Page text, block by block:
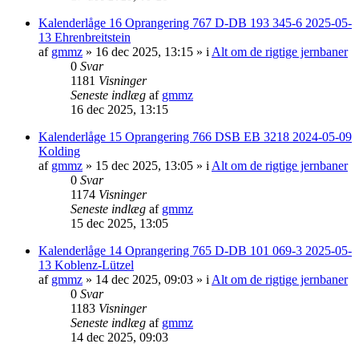
Kalenderlåge 16 Oprangering 767 D-DB 193 345-6 2025-05-
13 Ehrenbreitstein
af gmmz » 16 dec 2025, 13:15 » i Alt om de rigtige jernbaner
0 Svar
1181 Visninger
Seneste indlæg af gmmz
16 dec 2025, 13:15
Kalenderlåge 15 Oprangering 766 DSB EB 3218 2024-05-09
Kolding
af gmmz » 15 dec 2025, 13:05 » i Alt om de rigtige jernbaner
0 Svar
1174 Visninger
Seneste indlæg af gmmz
15 dec 2025, 13:05
Kalenderlåge 14 Oprangering 765 D-DB 101 069-3 2025-05-
13 Koblenz-Lützel
af gmmz » 14 dec 2025, 09:03 » i Alt om de rigtige jernbaner
0 Svar
1183 Visninger
Seneste indlæg af gmmz
14 dec 2025, 09:03